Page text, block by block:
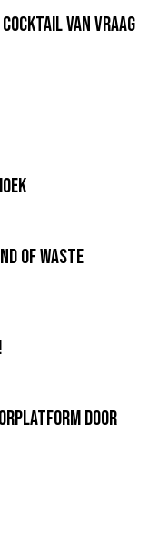
cocktail van vraag
of Waste
door